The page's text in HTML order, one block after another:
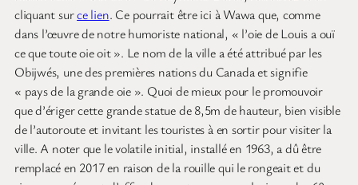
cliquant surce lien. Ce pourrait être ici à Wawa que, comme
dans l’œuvre de notre humoriste national, « l’oie de Louis a ouï
ce que toute oie oit ». Le nom de la ville a été attribué par les
Obijwés, une des premières nations du Canada et signifie
« pays de la grande oie ». Quoi de mieux pour le promouvoir
que d’ériger cette grande statue de 8,5m de hauteur, bien visible
de l’autoroute et invitant les touristes à en sortir pour visiter la
ville. A noter que le volatile initial, installé en 1963, a dû être
remplacé en 2017 en raison de la rouille qui le rongeait et du